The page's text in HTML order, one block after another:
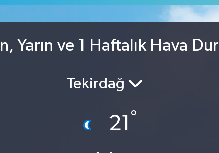
Yarın ve 1 Haftalık Hava
Tekirdağ
21 °